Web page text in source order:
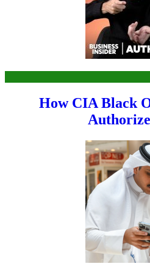
How CIA Black